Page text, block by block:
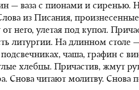
— ваза с пионами и сиренью.
из Писания,
от него, улетая под купол.
литургии. На длинном столе
чаша, графин с
хлебцы. Причастив, жмут
Снова читают молитву. Снова